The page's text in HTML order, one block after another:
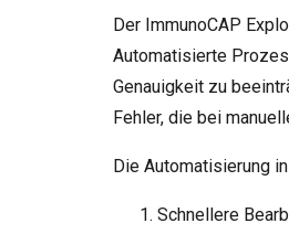
Der ImmunoCAP
Automatisierte
Genauigkeit zu
Fehler, die bei
Die Automatisierung
Schnellere